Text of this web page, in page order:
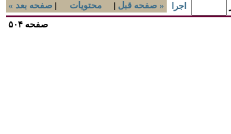
« صفحه بعد | محتويات | صفحه قبل »
اجرا